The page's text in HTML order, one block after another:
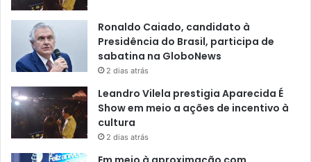
Ronaldo Caiado, candidato à
Presidência do Brasil, participa de
sabatina na GloboNews
2 dias atrás
Leandro Vilela prestigia Aparecida É
Show em meio a ações de incentivo à
cultura
2 dias atrás